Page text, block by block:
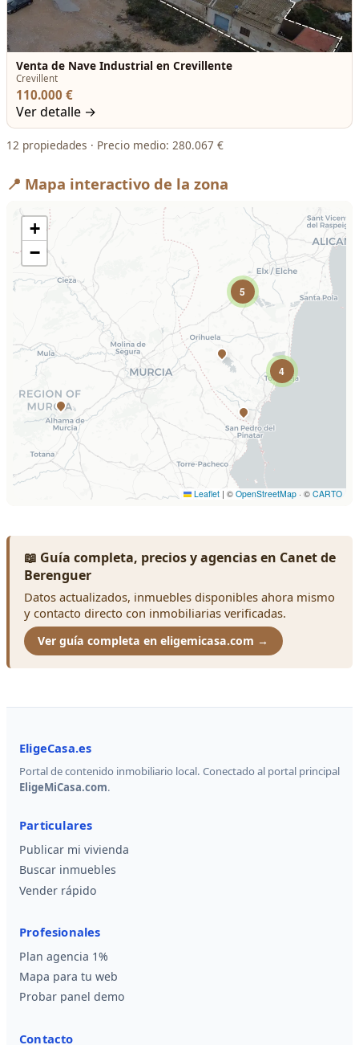
Venta de Nave Industrial en Crevillente
Crevillent
110.000 €
Ver detalle →
12 propiedades · Precio medio: 280.067 €
📍 Mapa interactivo de la zona
📖 Guía completa, precios y agencias en Canet de
Berenguer
Datos actualizados, inmuebles disponibles ahora mismo
y contacto directo con inmobiliarias verificadas.
Ver guía completa en eligemicasa.com →
EligeCasa.es
Portal de contenido inmobiliario local. Conectado al portal principal
EligeMiCasa.com.
Particulares
Publicar mi vivienda
Buscar inmuebles
Vender rápido
Profesionales
Plan agencia 1%
Mapa para tu web
Probar panel demo
Contacto